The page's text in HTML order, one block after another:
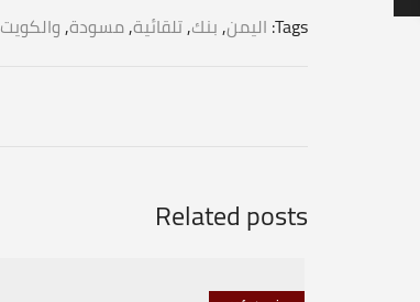
Tags: اليمن,بنك,تلقائية,مسودة,والكويت
Related posts